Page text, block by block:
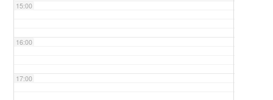
15:00
16:00
17:00